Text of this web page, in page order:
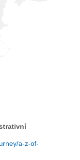
a-z-of-